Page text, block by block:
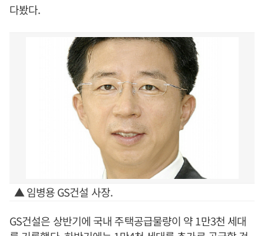
다봤다.
▲ 임병용 GS건설 사장.
GS건설은 상반기에 국내 주택공급물량이 약 1만3천 세대